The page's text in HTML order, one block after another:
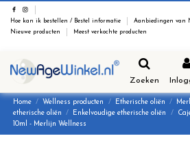
Hoe kan ik bestellen / Bestel informatie
Aanbiedingen van
Nieuwe producten
Meest verkochte producten
Zoeken
Home Wellness producten Etherische oliën
etherische oliën
Enkelvoudige etherische oliën
10ml - Merlijn Wellness